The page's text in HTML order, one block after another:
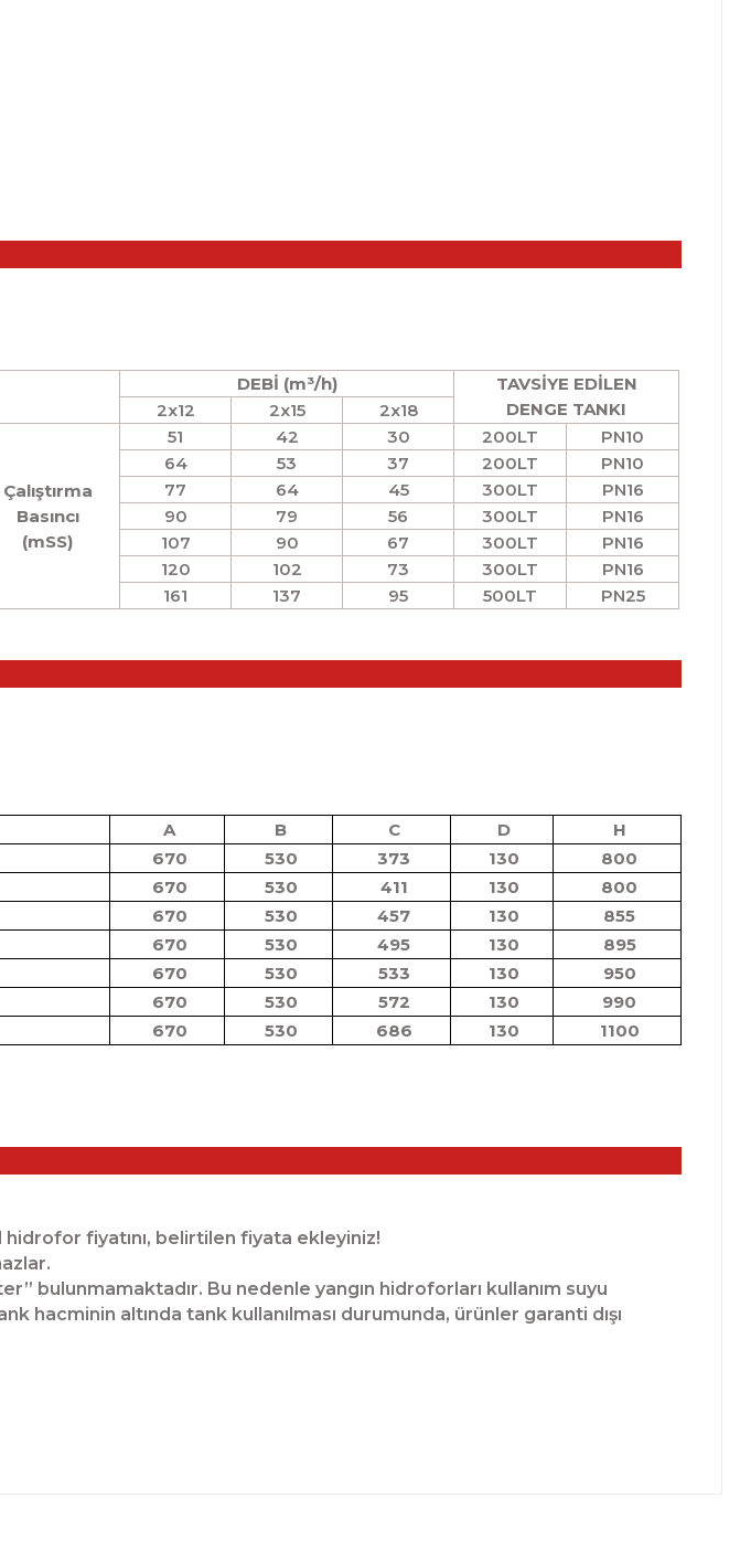
DEBİ (m³/h)
TAVSİYE EDİLEN
DENGE TANKI
2x12 2x15
2x18
Çalıştırma
Basıncı
(mSS)
51 42 30 200LT
PN10
64 53 37 200LT
PN10
77 64 45 300LT
PN16
90 79 56 300LT
PN16
107 90 67 300LT
PN16
120 102 73 300LT
PN16
161 137 95 500LT PN25
A B C D
H
670 530 373 130
800
670 530 411 130
800
670 530 457 130
855
670 530 495 130
895
670 530 533 130
950
670 530 572 130
990
670 530 686 130
1100
fiyatını, belirtilen fiyata ekleyiniz!
bulunmamaktadır. Bu nedenle yangın hidroforları kullanım suyu
hacminin altında tank kullanılması durumunda, ürünler garanti dışı